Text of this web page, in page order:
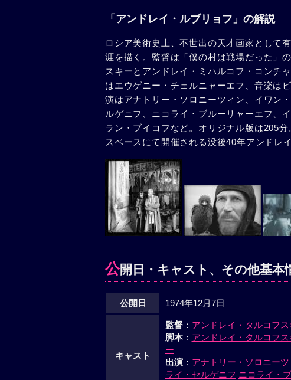
弟子たちの協力を得て彼は連日寺院の白い
な生活に甘んじているという現在の暗黒世
たちの力で地上に幸福を作りださねばなら
「最後の審判」を壁画にするにしても、今
トや使徒たちの周囲に地獄の釜ゆでの残酷
ことが耐えられなかった。彼が描きたいの
であった。 〈第二部・試練そして復活〉一
った。大公と公弟の争いに端を発したこの
屍の山を築き上げ、寺院をも血の海にして
堂内に残ったのはアンドレイと彼が助けた
だけだった。アンドレイが絵筆を捨てる決
ためにせよ人をひとり殺してしまったこと
ではなかった。同じロシアの土地で同じ信
いをせねばならないのか？もはや彼は人を
ため、アンドロニコフ修道院へ戻っていっ
イは言葉を知らぬ者のように無言の行を守
大な鐘の鋳造を技術者たちに命じた。しか
て、そのひとり息子ボリースカ（N・ブル
主張するのを半信半疑ながら、彼をリーダ
粘土さがしから始まり、それを固めて作り
た溶鉱炉から銅を流し込むまで、技術者た
じさで、ことにボリースカの創造への情熱
「アンドレイ・ルブリョフ」の解説
ロシア美術史上、不世出の天才画家として
涯を描く。監督は「僕の村は戦場だった」
スキーとアンドレイ・ミハルコフ・コンチ
はエウゲニー・チェルニャーエフ、音楽は
演はアナトリー・ソロニーツィン、イワン
ルゲニフ、ニコライ・ブルーリャーエフ、
ラン・ブイコフなど。オリジナル版は205
スペースにて開催される没後40年アンドレ
公開日・キャスト、その他基本
公開日 1974年12月7日
キャスト
監督： アンドレイ・タルコフス
脚本： アンドレイ・タルコフス
ー
出演： アナトリー・ソロニーツ
ライ・セルゲニフ ニコライ・